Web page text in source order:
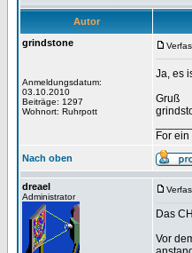
Autor
grindstone
Anmeldungsdatum:
03.10.2010
Beiträge: 1297
Wohnort: Ruhrpott
Ja, es
Gruß
For
Nach oben
dreael
Administrator
Das
Vor